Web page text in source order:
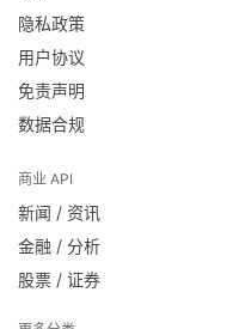
隐私政策
用户协议
免责声明
数据合规
商业 API
新闻 / 资讯
金融 / 分析
股票 / 证券